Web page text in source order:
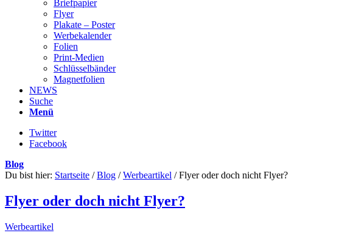
Briefpapier
Flyer
Plakate – Poster
Werbekalender
Folien
Print-Medien
Schlüsselbänder
Magnetfolien
NEWS
Suche
Menü
Twitter
Facebook
Blog
Du bist hier: Startseite / Blog / Werbeartikel / Flyer oder doch nicht Flyer?
Flyer oder doch nicht Flyer?
Werbeartikel